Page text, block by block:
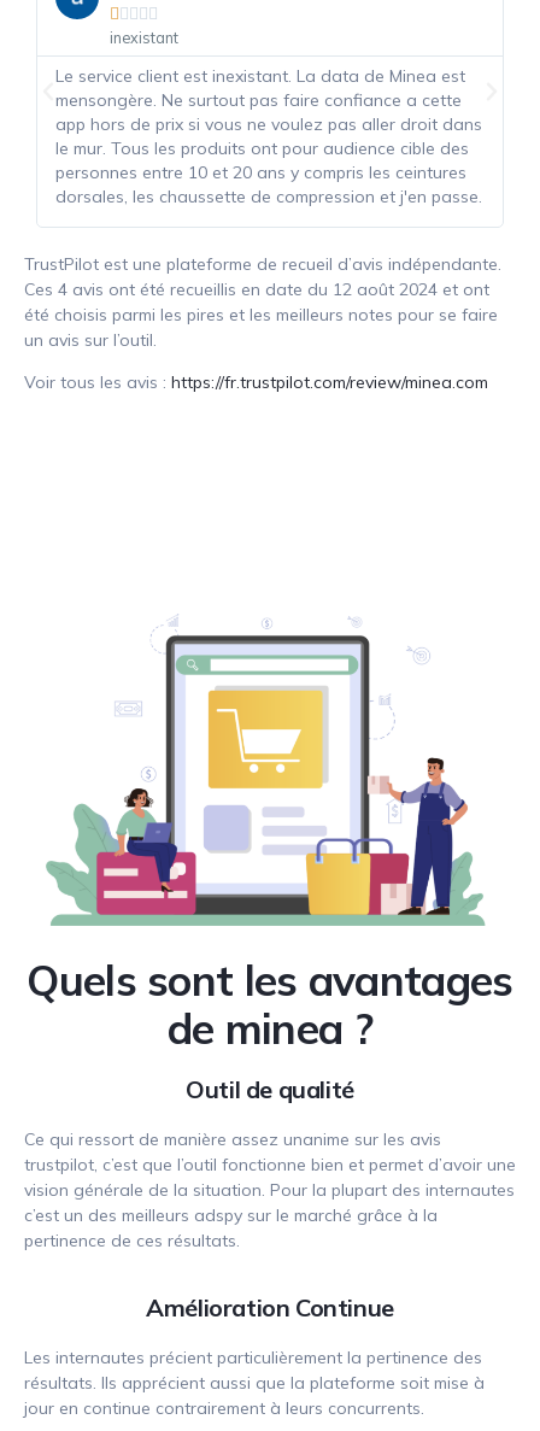

inexistant
Le service client est inexistant. La data de Minea est
mensongère. Ne surtout pas faire confiance a cette
app hors de prix si vous ne voulez pas aller droit dans
le mur. Tous les produits ont pour audience cible des
personnes entre 10 et 20 ans y compris les ceintures
dorsales, les chaussette de compression et j'en passe.
TrustPilot est une plateforme de recueil d’avis indépendante.
Ces 4 avis ont été recueillis en date du 12 août 2024 et ont
été choisis parmi les pires et les meilleurs notes pour se faire
un avis sur l’outil.
Voir tous les avis : https://fr.trustpilot.com/review/minea.com
Quels sont les avantages
de minea ?
Outil de qualité
Ce qui ressort de manière assez unanime sur les avis
trustpilot, c’est que l’outil fonctionne bien et permet d’avoir une
vision générale de la situation. Pour la plupart des internautes
c’est un des meilleurs adspy sur le marché grâce à la
pertinence de ces résultats.
Amélioration Continue
Les internautes précient particulièrement la pertinence des
résultats. Ils apprécient aussi que la plateforme soit mise à
jour en continue contrairement à leurs concurrents.